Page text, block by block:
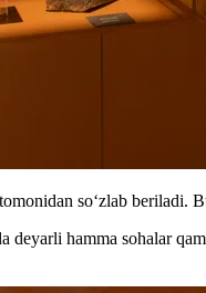
soʻzlab beriladi.
deyarli hamma sohalar